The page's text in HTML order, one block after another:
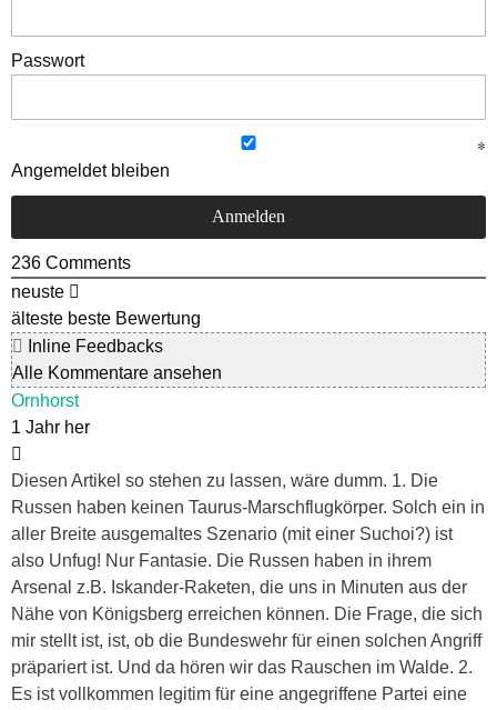
Passwort
Angemeldet bleiben
236 Comments
neuste
älteste beste Bewertung
Inline Feedbacks
Alle Kommentare ansehen
Ornhorst
1 Jahr her
Diesen Artikel so stehen zu lassen, wäre dumm. 1. Die
Russen haben keinen Taurus-Marschflugkörper. Solch ein in
aller Breite ausgemaltes Szenario (mit einer Suchoi?) ist
also Unfug! Nur Fantasie. Die Russen haben in ihrem
Arsenal z.B. Iskander-Raketen, die uns in Minuten aus der
Nähe von Königsberg erreichen können. Die Frage, die sich
mir stellt ist, ist, ob die Bundeswehr für einen solchen Angriff
präpariert ist. Und da hören wir das Rauschen im Walde. 2.
Es ist vollkommen legitim für eine angegriffene Partei eine